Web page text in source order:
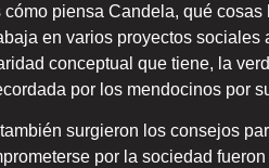
cómo piensa Candela, qué
en varios proyectos
conceptual que tiene, la
por los mendocinos por
surgieron los consejos
por la sociedad